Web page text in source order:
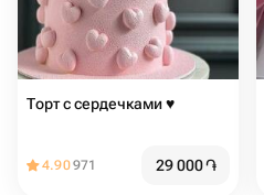
Торт с сердечками ♥️
4.90971 29 000֏